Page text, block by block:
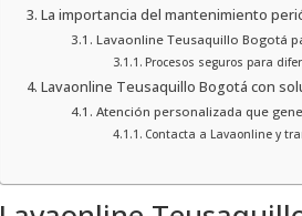
La importancia del mantenimiento
Lavaonline Teusaquillo Bogotá
Procesos seguros para
Lavaonline Teusaquillo Bogotá con
Atención personalizada que
Contacta a Lavaonline y